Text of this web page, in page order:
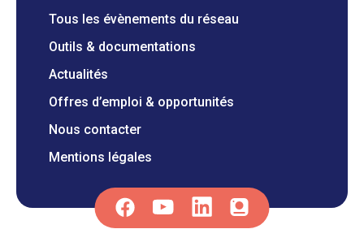
Tous les évènements du réseau
Outils & documentations
Actualités
Offres d’emploi & opportunités
Nous contacter
Mentions légales